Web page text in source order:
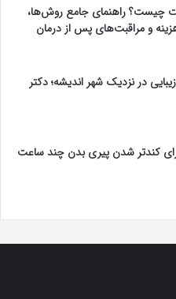
چیست؟ راهنمای جامع روش‌ها،
و مراقبت‌های پس از درمان
در نزدیک شهر اندیشه؛ دکتر
کندتر شدن پیری بدن چند ساعت